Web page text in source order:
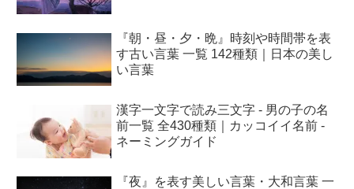
『朝・昼・夕・晩』時刻や時間帯を表
す古い言葉 一覧 142種類｜日本の美し
い言葉
漢字一文字で読み三文字 - 男の子の名
前一覧 全430種類｜カッコイイ名前 -
ネーミングガイド
『夜』を表す美しい言葉・大和言葉 一